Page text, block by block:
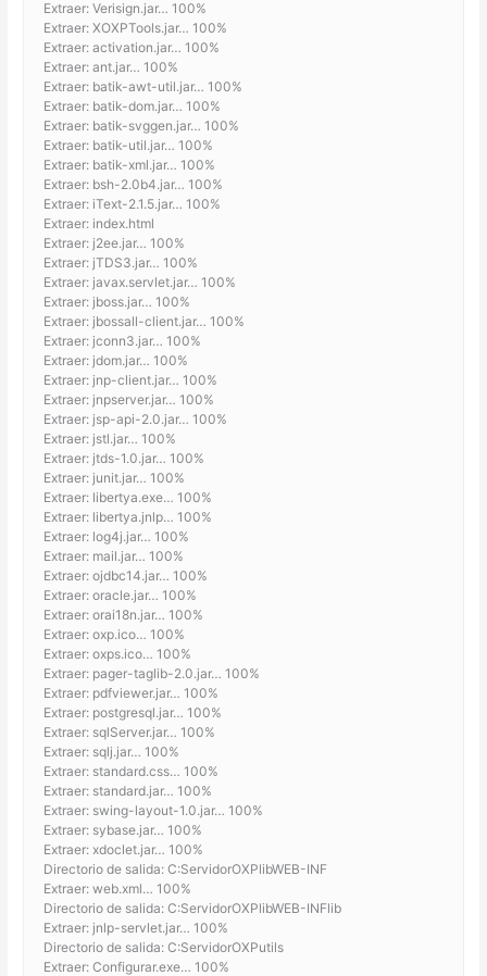
Extraer: Verisign.jar… 100%
Extraer: XOXPTools.jar… 100%
Extraer: activation.jar… 100%
Extraer: ant.jar… 100%
Extraer: batik-awt-util.jar… 100%
Extraer: batik-dom.jar… 100%
Extraer: batik-svggen.jar… 100%
Extraer: batik-util.jar… 100%
Extraer: batik-xml.jar… 100%
Extraer: bsh-2.0b4.jar… 100%
Extraer: iText-2.1.5.jar… 100%
Extraer: index.html
Extraer: j2ee.jar… 100%
Extraer: jTDS3.jar… 100%
Extraer: javax.servlet.jar… 100%
Extraer: jboss.jar… 100%
Extraer: jbossall-client.jar… 100%
Extraer: jconn3.jar… 100%
Extraer: jdom.jar… 100%
Extraer: jnp-client.jar… 100%
Extraer: jnpserver.jar… 100%
Extraer: jsp-api-2.0.jar… 100%
Extraer: jstl.jar… 100%
Extraer: jtds-1.0.jar… 100%
Extraer: junit.jar… 100%
Extraer: libertya.exe… 100%
Extraer: libertya.jnlp… 100%
Extraer: log4j.jar… 100%
Extraer: mail.jar… 100%
Extraer: ojdbc14.jar… 100%
Extraer: oracle.jar… 100%
Extraer: orai18n.jar… 100%
Extraer: oxp.ico… 100%
Extraer: oxps.ico… 100%
Extraer: pager-taglib-2.0.jar… 100%
Extraer: pdfviewer.jar… 100%
Extraer: postgresql.jar… 100%
Extraer: sqlServer.jar… 100%
Extraer: sqlj.jar… 100%
Extraer: standard.css… 100%
Extraer: standard.jar… 100%
Extraer: swing-layout-1.0.jar… 100%
Extraer: sybase.jar… 100%
Extraer: xdoclet.jar… 100%
Directorio de salida: C:ServidorOXPlibWEB-INF
Extraer: web.xml… 100%
Directorio de salida: C:ServidorOXPlibWEB-INFlib
Extraer: jnlp-servlet.jar… 100%
Directorio de salida: C:ServidorOXPutils
Extraer: Configurar.exe… 100%